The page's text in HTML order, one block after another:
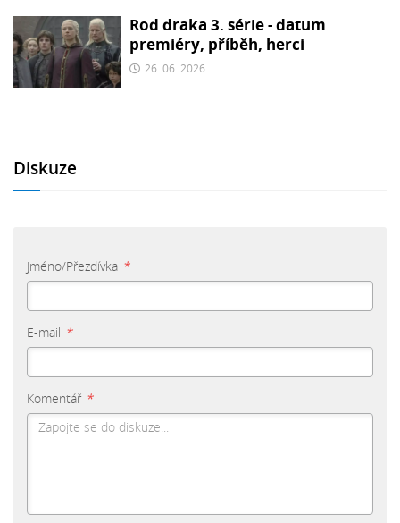
Rod draka 3. série - datum
premiéry, příběh, herci
26. 06. 2026
Diskuze
Jméno/Přezdívka *
E-mail *
Komentář *